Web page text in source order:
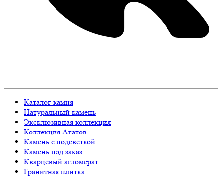
Каталог камня
Натуральный камень
Эксклюзивная коллекция
Коллекция Агатов
Камень с подсветкой
Камень под заказ
Кварцевый агломерат
Гранитная плитка